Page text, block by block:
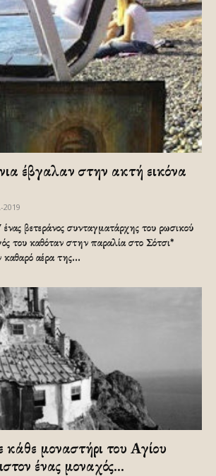
έβγαλαν στην ακτή εικόνα
2019
βετεράνος συνταγματάρχης του ρωσικού
του καθόταν στην παραλία στο Σότσι*
αέρα της...
μοναστήρι του Αγίου
ένας μοναχός...